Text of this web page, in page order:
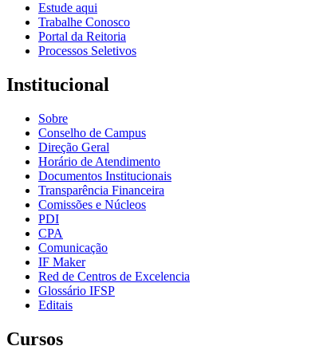
Estude aqui
Trabalhe Conosco
Portal da Reitoria
Processos Seletivos
Institucional
Sobre
Conselho de Campus
Direção Geral
Horário de Atendimento
Documentos Institucionais
Transparência Financeira
Comissões e Núcleos
PDI
CPA
Comunicação
IF Maker
Red de Centros de Excelencia
Glossário IFSP
Editais
Cursos